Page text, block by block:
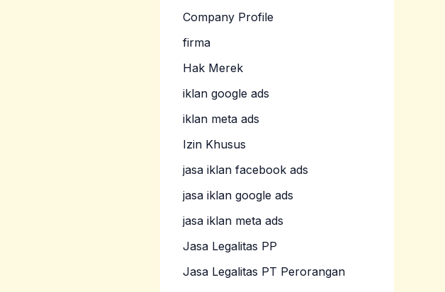
Company Profile
firma
Hak Merek
iklan google ads
iklan meta ads
Izin Khusus
jasa iklan facebook ads
jasa iklan google ads
jasa iklan meta ads
Jasa Legalitas PP
Jasa Legalitas PT Perorangan